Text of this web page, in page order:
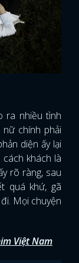
ra nhiều tình
nữ chính phải
diện ấy lại
khách là
rõ ràng, sau
quá khứ, gã
Mọi chuyện
Việt Nam